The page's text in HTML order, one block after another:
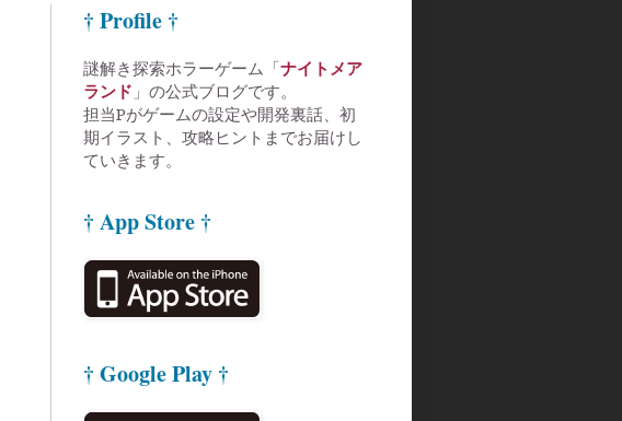
† Profile †
謎解き探索ホラーゲーム 「ナイトメア
ランド 」の公式ブログです。
担当Pがゲームの設定や開発裏話、初
期イラスト、攻略ヒントまでお届けし
ていきます。
† App Store †
† Google Play †